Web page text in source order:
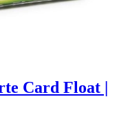
Card Float |